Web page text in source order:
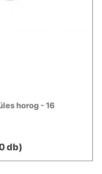
horog - 16
db)